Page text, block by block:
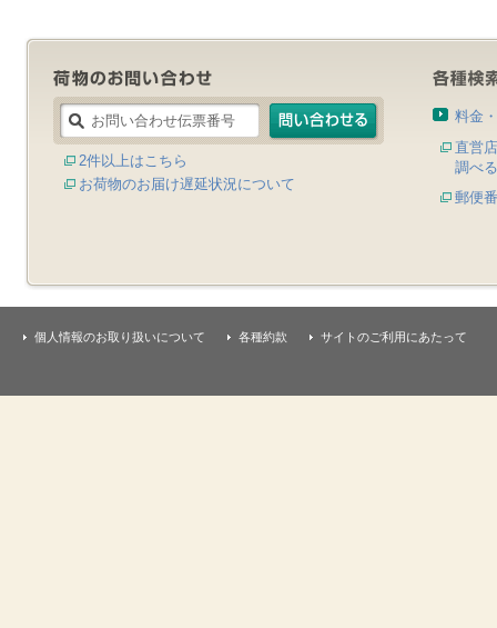
2件以上はこちら
お荷物のお届け遅延状況について
料金
直営
調べる
郵便
個人情報のお取り扱いについて 各種約款 サイトのご利用にあたって